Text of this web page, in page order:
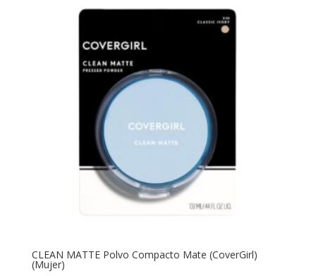
CLEAN MATTE Polvo Compacto Mate (CoverGirl)
(Mujer)